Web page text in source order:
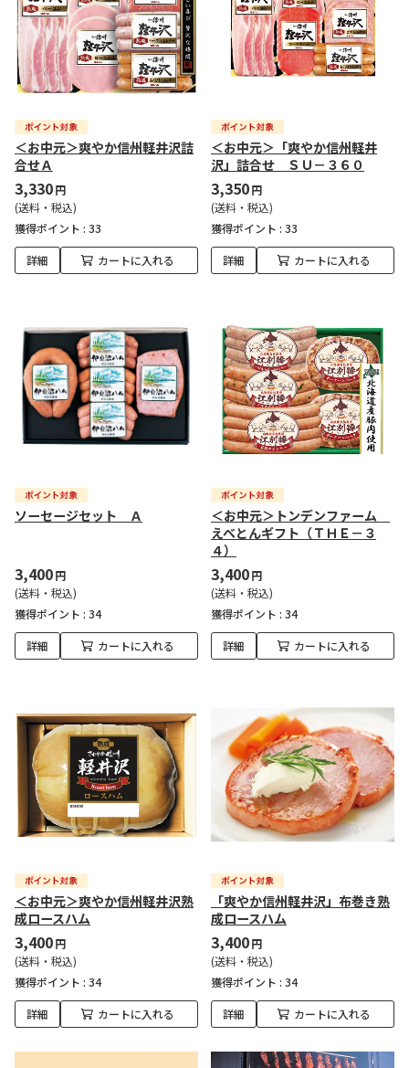
＜お中元＞爽やか信州軽井沢詰
合せＡ
3,330円
(送料・税込)
獲得ポイント : 33
詳細 カートに入れる
＜お中元＞「爽やか信州軽井
沢」詰合せ ＳＵ－３６０
3,350円
(送料・税込)
獲得ポイント : 33
詳細 カートに入れる
ソーセージセット Ａ
3,400円
(送料・税込)
獲得ポイント : 34
詳細 カートに入れる
＜お中元＞トンデンファーム
えべとんギフト（ＴＨＥ－３
４）
3,400円
(送料・税込)
獲得ポイント : 34
詳細 カートに入れる
＜お中元＞爽やか信州軽井沢熟
成ロースハム
3,400円
(送料・税込)
獲得ポイント : 34
詳細 カートに入れる
「爽やか信州軽井沢」布巻き熟
成ロースハム
3,400円
(送料・税込)
獲得ポイント : 34
詳細 カートに入れる